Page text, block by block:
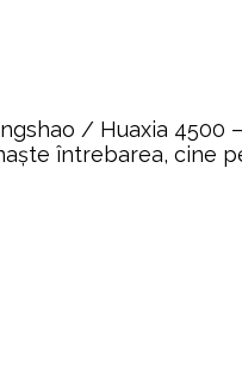
/ Huaxia 4500
întrebarea, cine